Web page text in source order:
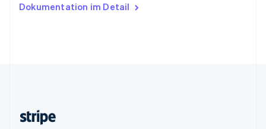
Dokumentation im Detail
English